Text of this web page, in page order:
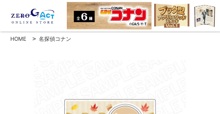
HOME > 名探偵コナン